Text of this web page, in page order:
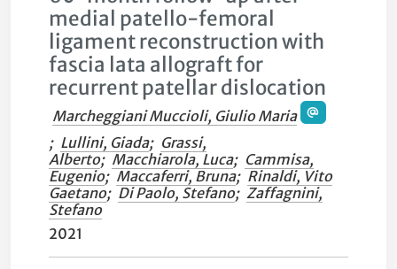
medial patello-femoral
ligament reconstruction with
fascia lata allograft for
recurrent patellar dislocation
Marcheggiani Muccioli, Giulio Maria
; Lullini, Giada; Grassi,
Alberto; Macchiarola, Luca; Cammisa,
Eugenio; Maccaferri, Bruna; Rinaldi, Vito
Gaetano; Di Paolo, Stefano; Zaffagnini,
Stefano
2021